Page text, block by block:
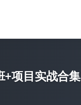
+项目实战合集